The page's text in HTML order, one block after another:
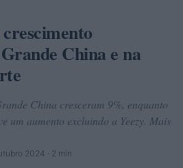
China e na
China cresceram 9%, enquanto
um aumento excluindo a Yeezy. Mais
2024 · 2 min